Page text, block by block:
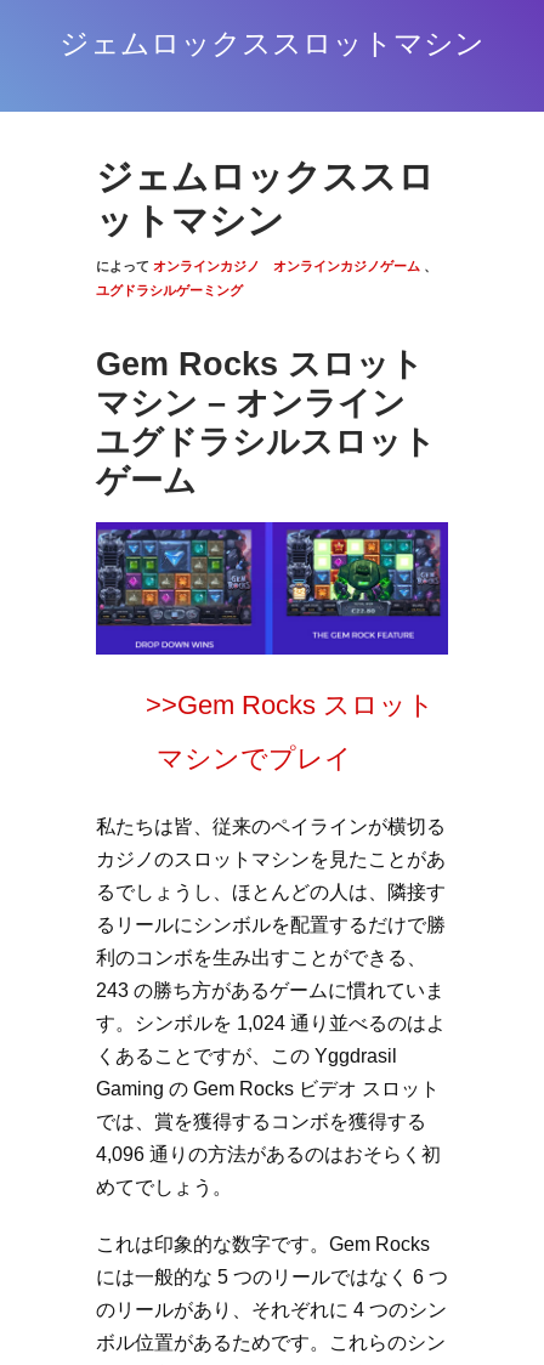
ジェムロックススロットマシン
ジェムロックススロ
ットマシン
によって オンラインカジノ オンラインカジノゲーム 、
ユグドラシルゲーミング
Gem Rocks スロット
マシン – オンライン
ユグドラシルスロット
ゲーム
>>Gem Rocks スロット
マシンでプレイ
私たちは皆、従来のペイラインが横切る
カジノのスロットマシンを見たことがあ
るでしょうし、ほとんどの人は、隣接す
るリールにシンボルを配置するだけで勝
利のコンボを生み出すことができる、
243 の勝ち方があるゲームに慣れていま
す。シンボルを 1,024 通り並べるのはよ
くあることですが、この Yggdrasil
Gaming の Gem Rocks ビデオ スロット
では、賞を獲得するコンボを獲得する
4,096 通りの方法があるのはおそらく初
めてでしょう。
これは印象的な数字です。Gem Rocks
には一般的な 5 つのリールではなく 6 つ
のリールがあり、それぞれに 4 つのシン
ボル位置があるためです。これらのシン